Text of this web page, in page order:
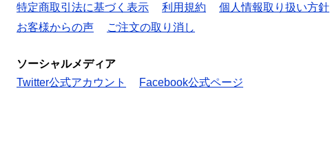
特定商取引法に基づく表示
利用規約 個人情報取り扱い方針
お客様からの声
ご注文の取り消し
ソーシャルメディア
Twitter公式アカウント
Facebook公式ページ